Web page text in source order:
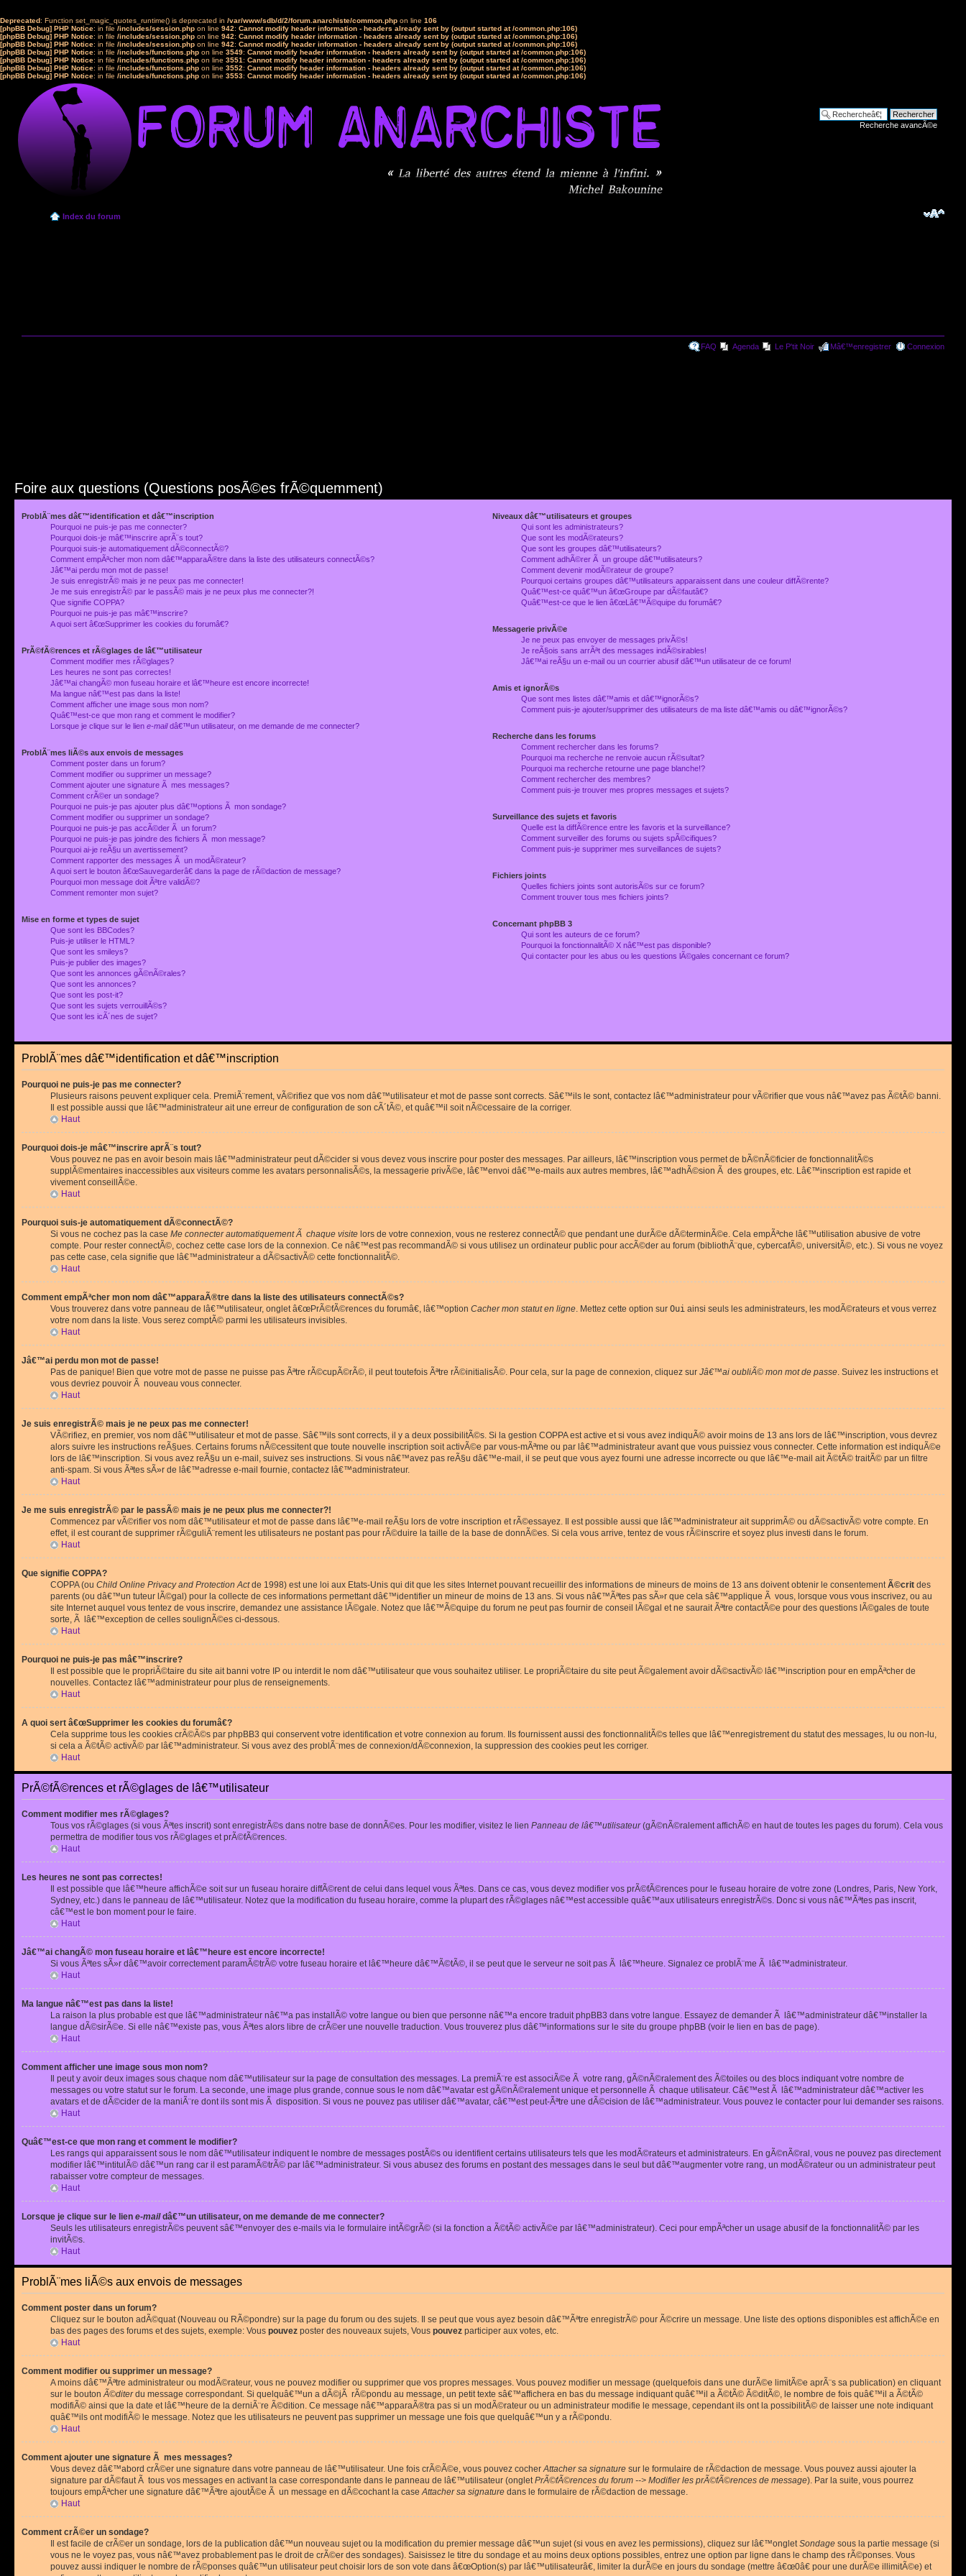
Deprecated: Function set_magic_quotes_runtime() is deprecated in /var/www/sdb/d/2/forum.anarchiste/common.php on line 106
[phpBB Debug] PHP Notice: in file /includes/session.php on line 942: Cannot modify header information - headers already sent by (output started at /common.php:106)
[phpBB Debug] PHP Notice: in file /includes/session.php on line 942: Cannot modify header information - headers already sent by (output started at /common.php:106)
[phpBB Debug] PHP Notice: in file /includes/session.php on line 942: Cannot modify header information - headers already sent by (output started at /common.php:106)
[phpBB Debug] PHP Notice: in file /includes/functions.php on line 3549: Cannot modify header information - headers already sent by (output started at /common.php:106)
[phpBB Debug] PHP Notice: in file /includes/functions.php on line 3551: Cannot modify header information - headers already sent by (output started at /common.php:106)
[phpBB Debug] PHP Notice: in file /includes/functions.php on line 3552: Cannot modify header information - headers already sent by (output started at /common.php:106)
[phpBB Debug] PHP Notice: in file /includes/functions.php on line 3553: Cannot modify header information - headers already sent by (output started at /common.php:106)
Recherche avancÃ©e
Index du forum
FAQ Agenda Le P'tit Noir Mâ€™enregistrer Connexion
Foire aux questions (Questions posÃ©es frÃ©quemment)
ProblÃ¨mes dâ€™identification et dâ€™inscription
Pourquoi ne puis-je pas me connecter?
Pourquoi dois-je mâ€™inscrire aprÃ¨s tout?
Pourquoi suis-je automatiquement dÃ©connectÃ©?
Comment empÃªcher mon nom dâ€™apparaÃ®tre dans la liste des utilisateurs connectÃ©s?
Jâ€™ai perdu mon mot de passe!
Je suis enregistrÃ© mais je ne peux pas me connecter!
Je me suis enregistrÃ© par le passÃ© mais je ne peux plus me connecter?!
Que signifie COPPA?
Pourquoi ne puis-je pas mâ€™inscrire?
A quoi sert â€œSupprimer les cookies du forumâ€?
PrÃ©fÃ©rences et rÃ©glages de lâ€™utilisateur
Comment modifier mes rÃ©glages?
Les heures ne sont pas correctes!
Jâ€™ai changÃ© mon fuseau horaire et lâ€™heure est encore incorrecte!
Ma langue nâ€™est pas dans la liste!
Comment afficher une image sous mon nom?
Quâ€™est-ce que mon rang et comment le modifier?
Lorsque je clique sur le lien e-maildâ€™un utilisateur, on me demande de me connecter?
ProblÃ¨mes liÃ©s aux envois de messages
Comment poster dans un forum?
Comment modifier ou supprimer un message?
Comment ajouter une signature Ã mes messages?
Comment crÃ©er un sondage?
Pourquoi ne puis-je pas ajouter plus dâ€™options Ã mon sondage?
Comment modifier ou supprimer un sondage?
Pourquoi ne puis-je pas accÃ©der Ã un forum?
Pourquoi ne puis-je pas joindre des fichiers Ã mon message?
Pourquoi ai-je reÃ§u un avertissement?
Comment rapporter des messages Ã un modÃ©rateur?
A quoi sert le bouton â€œSauvegarderâ€ dans la page de rÃ©daction de message?
Pourquoi mon message doit Ãªtre validÃ©?
Comment remonter mon sujet?
Mise en forme et types de sujet
Que sont les BBCodes?
Puis-je utiliser le HTML?
Que sont les smileys?
Puis-je publier des images?
Que sont les annonces gÃ©nÃ©rales?
Que sont les annonces?
Que sont les post-it?
Que sont les sujets verrouillÃ©s?
Que sont les icÃ´nes de sujet?
Niveaux dâ€™utilisateurs et groupes
Qui sont les administrateurs?
Que sont les modÃ©rateurs?
Que sont les groupes dâ€™utilisateurs?
Comment adhÃ©rer Ã un groupe dâ€™utilisateurs?
Comment devenir modÃ©rateur de groupe?
Pourquoi certains groupes dâ€™utilisateurs apparaissent dans une couleur diffÃ©rente?
Quâ€™est-ce quâ€™un â€œGroupe par dÃ©fautâ€?
Quâ€™est-ce que le lien â€œLâ€™Ã©quipe du forumâ€?
Messagerie privÃ©e
Je ne peux pas envoyer de messages privÃ©s!
Je reÃ§ois sans arrÃªt des messages indÃ©sirables!
Jâ€™ai reÃ§u un e-mail ou un courrier abusif dâ€™un utilisateur de ce forum!
Amis et ignorÃ©s
Que sont mes listes dâ€™amis et dâ€™ignorÃ©s?
Comment puis-je ajouter/supprimer des utilisateurs de ma liste dâ€™amis ou dâ€™ignorÃ©s?
Recherche dans les forums
Comment rechercher dans les forums?
Pourquoi ma recherche ne renvoie aucun rÃ©sultat?
Pourquoi ma recherche retourne une page blanche!?
Comment rechercher des membres?
Comment puis-je trouver mes propres messages et sujets?
Surveillance des sujets et favoris
Quelle est la diffÃ©rence entre les favoris et la surveillance?
Comment surveiller des forums ou sujets spÃ©cifiques?
Comment puis-je supprimer mes surveillances de sujets?
Fichiers joints
Quelles fichiers joints sont autorisÃ©s sur ce forum?
Comment trouver tous mes fichiers joints?
Concernant phpBB 3
Qui sont les auteurs de ce forum?
Pourquoi la fonctionnalitÃ© X nâ€™est pas disponible?
Qui contacter pour les abus ou les questions lÃ©gales concernant ce forum?
ProblÃ¨mes dâ€™identification et dâ€™inscription
Pourquoi ne puis-je pas me connecter?
Plusieurs raisons peuvent expliquer cela. PremiÃ¨rement, vÃ©rifiez que vos nom dâ€™utilisateur et mot de passe sont corrects. Sâ€™ils le sont, contactez lâ€™administrateur pour vÃ©rifier que vous nâ€™avez pas Ã©tÃ© banni.
Il est possible aussi que lâ€™administrateur ait une erreur de configuration de son cÃ´tÃ©, et quâ€™il soit nÃ©cessaire de la corriger.
Haut
Pourquoi dois-je mâ€™inscrire aprÃ¨s tout?
Vous pouvez ne pas en avoir besoin mais lâ€™administrateur peut dÃ©cider si vous devez vous inscrire pour poster des messages. Par ailleurs, lâ€™inscription vous permet de bÃ©nÃ©ficier de fonctionnalitÃ©s
supplÃ©mentaires inaccessibles aux visiteurs comme les avatars personnalisÃ©s, la messagerie privÃ©e, lâ€™envoi dâ€™e-mails aux autres membres, lâ€™adhÃ©sion Ã des groupes, etc. Lâ€™inscription est rapide et
vivement conseillÃ©e.
Haut
Pourquoi suis-je automatiquement dÃ©connectÃ©?
Si vous ne cochez pas la case Me connecter automatiquement Ã chaque visite lors de votre connexion, vous ne resterez connectÃ© que pendant une durÃ©e dÃ©terminÃ©e. Cela empÃªche lâ€™utilisation abusive de votre
compte. Pour rester connectÃ©, cochez cette case lors de la connexion. Ce nâ€™est pas recommandÃ© si vous utilisez un ordinateur public pour accÃ©der au forum (bibliothÃ¨que, cybercafÃ©, universitÃ©, etc.). Si vous ne voyez
pas cette case, cela signifie que lâ€™administrateur a dÃ©sactivÃ© cette fonctionnalitÃ©.
Haut
Comment empÃªcher mon nom dâ€™apparaÃ®tre dans la liste des utilisateurs connectÃ©s?
Vous trouverez dans votre panneau de lâ€™utilisateur, onglet â€œPrÃ©fÃ©rences du forumâ€, lâ€™option Cacher mon statut en ligne. Mettez cette option sur Oui ainsi seuls les administrateurs, les modÃ©rateurs et vous verrez
votre nom dans la liste. Vous serez comptÃ© parmi les utilisateurs invisibles.
Haut
Jâ€™ai perdu mon mot de passe!
Pas de panique! Bien que votre mot de passe ne puisse pas Ãªtre rÃ©cupÃ©rÃ©, il peut toutefois Ãªtre rÃ©initialisÃ©. Pour cela, sur la page de connexion, cliquez sur Jâ€™ai oubliÃ© mon mot de passe. Suivez les instructions et
vous devriez pouvoir Ã nouveau vous connecter.
Haut
Je suis enregistrÃ© mais je ne peux pas me connecter!
VÃ©rifiez, en premier, vos nom dâ€™utilisateur et mot de passe. Sâ€™ils sont corrects, il y a deux possibilitÃ©s. Si la gestion COPPA est active et si vous avez indiquÃ© avoir moins de 13 ans lors de lâ€™inscription, vous devrez
alors suivre les instructions reÃ§ues. Certains forums nÃ©cessitent que toute nouvelle inscription soit activÃ©e par vous-mÃªme ou par lâ€™administrateur avant que vous puissiez vous connecter. Cette information est indiquÃ©e
lors de lâ€™inscription. Si vous avez reÃ§u un e-mail, suivez ses instructions. Si vous nâ€™avez pas reÃ§u dâ€™e-mail, il se peut que vous ayez fourni une adresse incorrecte ou que lâ€™e-mail ait Ã©tÃ© traitÃ© par un filtre
anti-spam. Si vous Ãªtes sÃ»r de lâ€™adresse e-mail fournie, contactez lâ€™administrateur.
Haut
Je me suis enregistrÃ© par le passÃ© mais je ne peux plus me connecter?!
Commencez par vÃ©rifier vos nom dâ€™utilisateur et mot de passe dans lâ€™e-mail reÃ§u lors de votre inscription et rÃ©essayez. Il est possible aussi que lâ€™administrateur ait supprimÃ© ou dÃ©sactivÃ© votre compte. En
effet, il est courant de supprimer rÃ©guliÃ¨rement les utilisateurs ne postant pas pour rÃ©duire la taille de la base de donnÃ©es. Si cela vous arrive, tentez de vous rÃ©inscrire et soyez plus investi dans le forum.
Haut
Que signifie COPPA?
COPPA (ou Child Online Privacy and Protection Actde 1998) est une loi aux Etats-Unis qui dit que les sites Internet pouvant recueillir des informations de mineurs de moins de 13 ans doivent obtenir le consentementÃ©crit des
parents (ou dâ€™un tuteur lÃ©gal) pour la collecte de ces informations permettant dâ€™identifier un mineur de moins de 13 ans. Si vous nâ€™Ãªtes pas sÃ»r que cela sâ€™applique Ã vous, lorsque vous vous inscrivez, ou au
site Internet auquel vous tentez de vous inscrire, demandez une assistance lÃ©gale. Notez que lâ€™Ã©quipe du forum ne peut pas fournir de conseil lÃ©gal et ne saurait Ãªtre contactÃ©e pour des questions lÃ©gales de toute
sorte, Ã lâ€™exception de celles soulignÃ©es ci-dessous.
Haut
Pourquoi ne puis-je pas mâ€™inscrire?
Il est possible que le propriÃ©taire du site ait banni votre IP ou interdit le nom dâ€™utilisateur que vous souhaitez utiliser. Le propriÃ©taire du site peut Ã©galement avoir dÃ©sactivÃ© lâ€™inscription pour en empÃªcher de
nouvelles. Contactez lâ€™administrateur pour plus de renseignements.
Haut
A quoi sert â€œSupprimer les cookies du forumâ€?
Cela supprime tous les cookies crÃ©Ã©s par phpBB3 qui conservent votre identification et votre connexion au forum. Ils fournissent aussi des fonctionnalitÃ©s telles que lâ€™enregistrement du statut des messages, lu ou non-lu,
si cela a Ã©tÃ© activÃ© par lâ€™administrateur. Si vous avez des problÃ¨mes de connexion/dÃ©connexion, la suppression des cookies peut les corriger.
Haut
PrÃ©fÃ©rences et rÃ©glages de lâ€™utilisateur
Comment modifier mes rÃ©glages?
Tous vos rÃ©glages (si vous Ãªtes inscrit) sont enregistrÃ©s dans notre base de donnÃ©es. Pour les modifier, visitez le lien Panneau de lâ€™utilisateur(gÃ©nÃ©ralement affichÃ© en haut de toutes les pages du forum). Cela vous
permettra de modifier tous vos rÃ©glages et prÃ©fÃ©rences.
Haut
Les heures ne sont pas correctes!
Il est possible que lâ€™heure affichÃ©e soit sur un fuseau horaire diffÃ©rent de celui dans lequel vous Ãªtes. Dans ce cas, vous devez modifier vos prÃ©fÃ©rences pour le fuseau horaire de votre zone (Londres, Paris, New York,
Sydney, etc.) dans le panneau de lâ€™utilisateur. Notez que la modification du fuseau horaire, comme la plupart des rÃ©glages nâ€™est accessible quâ€™aux utilisateurs enregistrÃ©s. Donc si vous nâ€™Ãªtes pas inscrit,
câ€™est le bon moment pour le faire.
Haut
Jâ€™ai changÃ© mon fuseau horaire et lâ€™heure est encore incorrecte!
Si vous Ãªtes sÃ»r dâ€™avoir correctement paramÃ©trÃ© votre fuseau horaire et lâ€™heure dâ€™Ã©tÃ©, il se peut que le serveur ne soit pas Ã lâ€™heure. Signalez ce problÃ¨me Ã lâ€™administrateur.
Haut
Ma langue nâ€™est pas dans la liste!
La raison la plus probable est que lâ€™administrateur nâ€™a pas installÃ© votre langue ou bien que personne nâ€™a encore traduit phpBB3 dans votre langue. Essayez de demander Ã lâ€™administrateur dâ€™installer la
langue dÃ©sirÃ©e. Si elle nâ€™existe pas, vous Ãªtes alors libre de crÃ©er une nouvelle traduction. Vous trouverez plus dâ€™informations sur le site du groupe phpBB (voir le lien en bas de page).
Haut
Comment afficher une image sous mon nom?
Il peut y avoir deux images sous chaque nom dâ€™utilisateur sur la page de consultation des messages. La premiÃ¨re est associÃ©e Ã votre rang, gÃ©nÃ©ralement des Ã©toiles ou des blocs indiquant votre nombre de
messages ou votre statut sur le forum. La seconde, une image plus grande, connue sous le nom dâ€™avatar est gÃ©nÃ©ralement unique et personnelle Ã chaque utilisateur. Câ€™est Ã lâ€™administrateur dâ€™activer les
avatars et de dÃ©cider de la maniÃ¨re dont ils sont mis Ã disposition. Si vous ne pouvez pas utiliser dâ€™avatar, câ€™est peut-Ãªtre une dÃ©cision de lâ€™administrateur. Vous pouvez le contacter pour lui demander ses raisons.
Haut
Quâ€™est-ce que mon rang et comment le modifier?
Les rangs qui apparaissent sous le nom dâ€™utilisateur indiquent le nombre de messages postÃ©s ou identifient certains utilisateurs tels que les modÃ©rateurs et administrateurs. En gÃ©nÃ©ral, vous ne pouvez pas directement
modifier lâ€™intitulÃ© dâ€™un rang car il est paramÃ©trÃ© par lâ€™administrateur. Si vous abusez des forums en postant des messages dans le seul but dâ€™augmenter votre rang, un modÃ©rateur ou un administrateur peut
rabaisser votre compteur de messages.
Haut
Lorsque je clique sur le lien e-maildâ€™un utilisateur, on me demande de me connecter?
Seuls les utilisateurs enregistrÃ©s peuvent sâ€™envoyer des e-mails via le formulaire intÃ©grÃ© (si la fonction a Ã©tÃ© activÃ©e par lâ€™administrateur). Ceci pour empÃªcher un usage abusif de la fonctionnalitÃ© par les
invitÃ©s.
Haut
ProblÃ¨mes liÃ©s aux envois de messages
Comment poster dans un forum?
Cliquez sur le bouton adÃ©quat (Nouveau ou RÃ©pondre) sur la page du forum ou des sujets. Il se peut que vous ayez besoin dâ€™Ãªtre enregistrÃ© pour Ã©crire un message. Une liste des options disponibles est affichÃ©e en
bas des pages des forums et des sujets, exemple: Vous pouvez poster des nouveaux sujets, Vous pouvez participer aux votes, etc.
Haut
Comment modifier ou supprimer un message?
A moins dâ€™Ãªtre administrateur ou modÃ©rateur, vous ne pouvez modifier ou supprimer que vos propres messages. Vous pouvez modifier un message (quelquefois dans une durÃ©e limitÃ©e aprÃ¨s sa publication) en cliquant
sur le boutonÃ©diterdu message correspondant. Si quelquâ€™un a dÃ©jÃ rÃ©pondu au message, un petit texte sâ€™affichera en bas du message indiquant quâ€™il a Ã©tÃ© Ã©ditÃ©, le nombre de fois quâ€™il a Ã©tÃ©
modifiÃ© ainsi que la date et lâ€™heure de la derniÃ¨re Ã©dition. Ce message nâ€™apparaÃ®tra pas si un modÃ©rateur ou un administrateur modifie le message, cependant ils ont la possibilitÃ© de laisser une note indiquant
quâ€™ils ont modifiÃ© le message. Notez que les utilisateurs ne peuvent pas supprimer un message une fois que quelquâ€™un y a rÃ©pondu.
Haut
Comment ajouter une signature Ã mes messages?
Vous devez dâ€™abord crÃ©er une signature dans votre panneau de lâ€™utilisateur. Une fois crÃ©Ã©e, vous pouvez cocherAttacher sa signature sur le formulaire de rÃ©daction de message. Vous pouvez aussi ajouter la
signature par dÃ©faut Ã tous vos messages en activant la case correspondante dans le panneau de lâ€™utilisateur (ongletPrÃ©fÃ©rences du forum --> Modifier les prÃ©fÃ©rences de message). Par la suite, vous pourrez
toujours empÃªcher une signature dâ€™Ãªtre ajoutÃ©e Ã un message en dÃ©cochant la caseAttacher sa signature dans le formulaire de rÃ©daction de message.
Haut
Comment crÃ©er un sondage?
Il est facile de crÃ©er un sondage, lors de la publication dâ€™un nouveau sujet ou la modification du premier message dâ€™un sujet (si vous en avez les permissions), cliquez sur lâ€™ongletSondage sous la partie message (si
vous ne le voyez pas, vous nâ€™avez probablement pas le droit de crÃ©er des sondages). Saisissez le titre du sondage et au moins deux options possibles, entrez une option par ligne dans le champ des rÃ©ponses. Vous
pouvez aussi indiquer le nombre de rÃ©ponses quâ€™un utilisateur peut choisir lors de son vote dans â€œOption(s) par lâ€™utilisateurâ€, limiter la durÃ©e en jours du sondage (mettre â€œ0â€ pour une durÃ©e illimitÃ©e) et